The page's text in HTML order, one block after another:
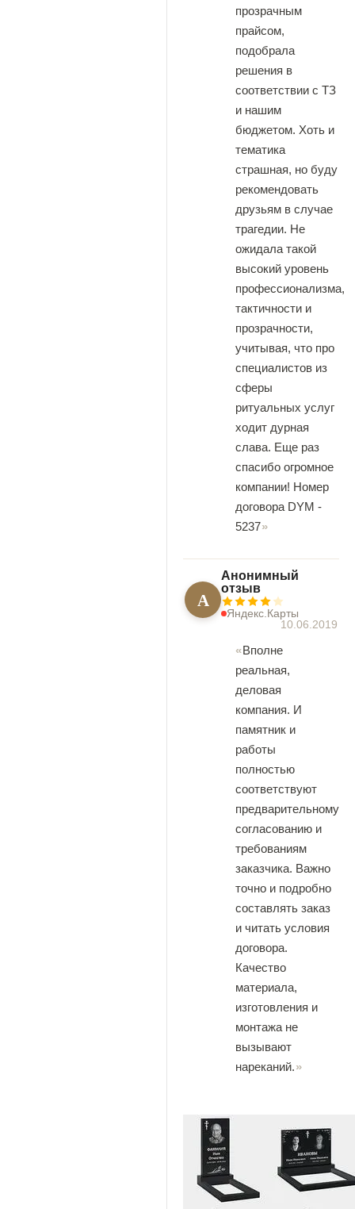
прозрачным
прайсом,
подобрала
решения в
соответствии с ТЗ
и нашим
бюджетом. Хоть и
тематика
страшная, но буду
рекомендовать
друзьям в случае
трагедии. Не
ожидала такой
высокий уровень
профессионализма,
тактичности и
прозрачности,
учитывая, что про
специалистов из
сферы
ритуальных услуг
ходит дурная
слава. Еще раз
спасибо огромное
компании! Номер
договора DYM -
5237
А
Анонимный
отзыв
Яндекс.Карты
10.06.2019
Вполне
реальная,
деловая
компания. И
памятник и
работы
полностью
соответствуют
предварительному
согласованию и
требованиям
заказчика. Важно
точно и подробно
составлять заказ
и читать условия
договора.
Качество
материала,
изготовления и
монтажа не
вызывают
нареканий.